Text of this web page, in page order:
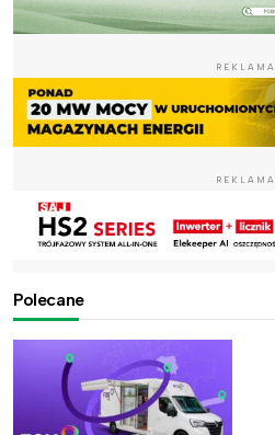
REKLAMA
REKLAMA
Polecane